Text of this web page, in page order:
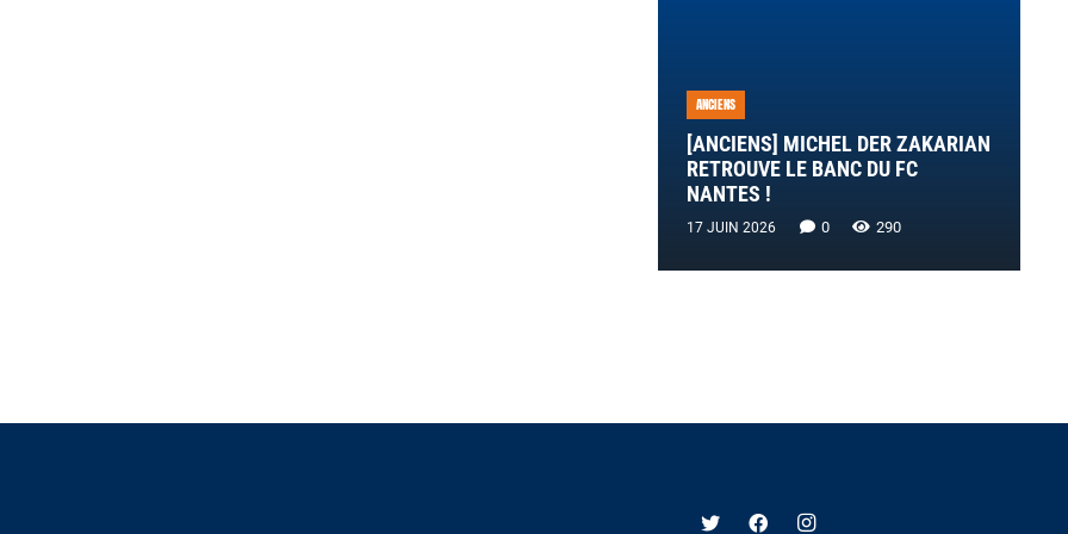
ANCIENS
[ANCIENS] MICHEL DER ZAKARIAN
RETROUVE LE BANC DU FC
NANTES !
17 JUIN 2026 0 290